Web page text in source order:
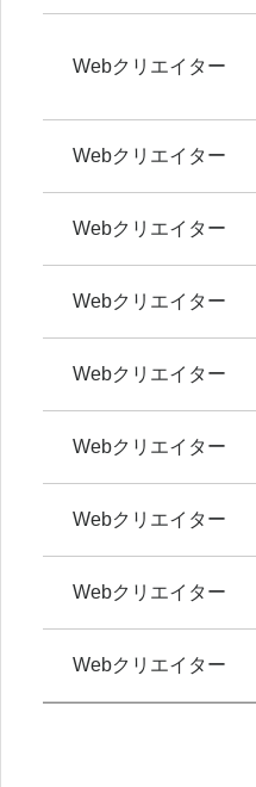
Webクリエイター
Webクリエイター
Webクリエイター
Webクリエイター
Webクリエイター
Webクリエイター
Webクリエイター
Webクリエイター
Webクリエイター